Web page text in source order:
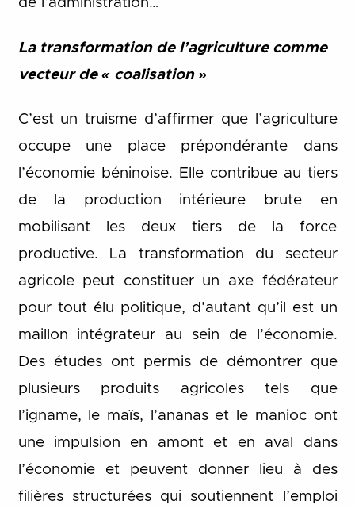
La transformation de l’agriculture comme
vecteur de « coalisation »
C’est un truisme d’affirmer que l’agriculture
occupe une place prépondérante dans
l’économie béninoise. Elle contribue au tiers
de la production intérieure brute en
mobilisant les deux tiers de la force
productive. La transformation du secteur
agricole peut constituer un axe fédérateur
pour tout élu politique, d’autant qu’il est un
maillon intégrateur au sein de l’économie.
Des études ont permis de démontrer que
plusieurs produits agricoles tels que
l’igname, le maïs, l’ananas et le manioc ont
une impulsion en amont et en aval dans
l’économie et peuvent donner lieu à des
filières structurées qui soutiennent l’emploi